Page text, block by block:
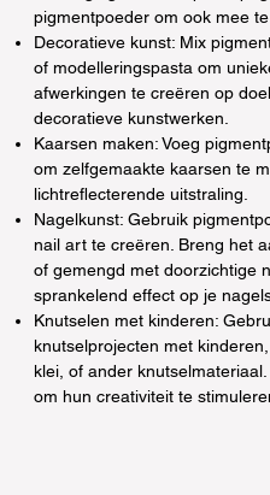
pigmentpoeder om ook mee
Decoratieve kunst: Mix
of modelleringspasta om
afwerkingen te creëren op
decoratieve kunstwerken.
Kaarsen maken: Voeg
om zelfgemaakte kaarsen te
lichtreflecterende uitstraling.
Nagelkunst: Gebruik
nail art te creëren. Breng het
of gemengd met doorzichtige
sprankelend effect op je
Knutselen met kinderen:
knutselprojecten met
klei, of ander
om hun creativiteit te